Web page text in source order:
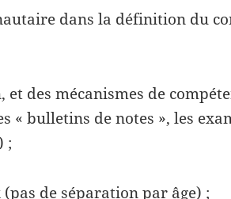
dans la définition du
des mécanismes de
« bulletins de notes », les
;
de séparation par âge) ;